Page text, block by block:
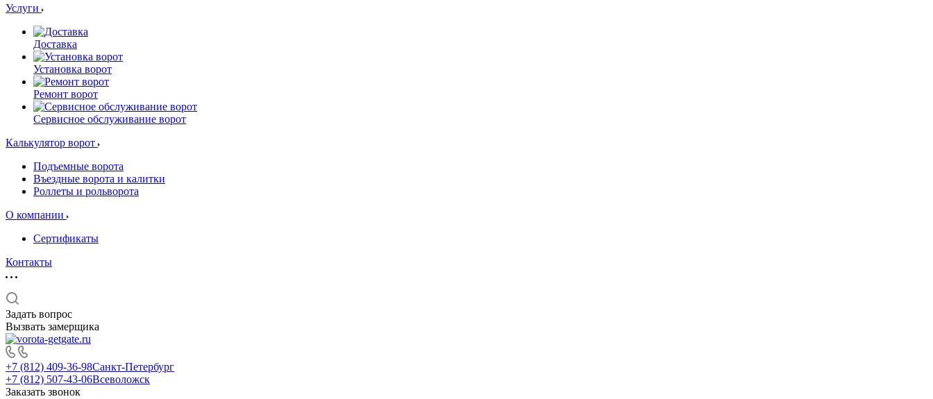
Услуги
Доставка
Установка ворот
Ремонт ворот
Сервисное обслуживание ворот
Калькулятор ворот
Подъемные ворота
Въездные ворота и калитки
Роллеты и рольворота
О компании
Сертификаты
Контакты
Задать вопрос
Вызвать замерщика
+7 (812) 409-36-98Санкт-Петербург
+7 (812) 507-43-06Всеволожск
Заказать звонок